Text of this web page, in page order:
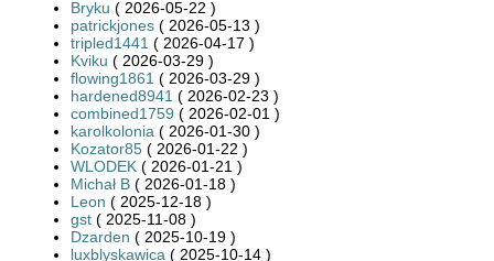
Bryku ( 2026-05-22 )
patrickjones ( 2026-05-13 )
tripled1441 ( 2026-04-17 )
Kviku ( 2026-03-29 )
flowing1861 ( 2026-03-29 )
hardened8941 ( 2026-02-23 )
combined1759 ( 2026-02-01 )
karolkolonia ( 2026-01-30 )
Kozator85 ( 2026-01-22 )
WLODEK ( 2026-01-21 )
Michał B ( 2026-01-18 )
Leon ( 2025-12-18 )
gst ( 2025-11-08 )
Dzarden ( 2025-10-19 )
luxblyskawica ( 2025-10-14 )